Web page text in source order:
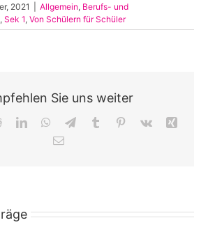
2021 Allgemein, Berufs- und
, Sek 1, Von Schülern für Schüler
Sie uns weiter
RedditLinkedInWhatsApp
TelegramTumblr Pinterest
Vk
Xing
E-